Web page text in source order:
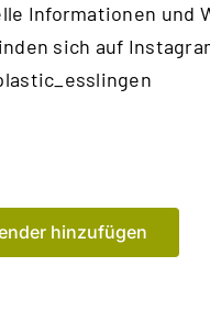
Informationen und
sich auf
hinzufügen